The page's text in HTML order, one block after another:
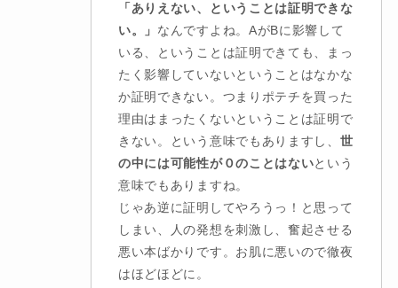
「ありえない、ということは証明できな
い。」 なんですよね。AがBに影響して
いる、ということは証明できても、まっ
たく影響していないということはなかな
か証明できない。つまりポテチを買った
理由はまったくないということは証明で
きない。という意味でもありますし、 世
の中には可能性が０のことはないという
意味でもありますね。
じゃあ逆に証明してやろうっ！と思って
しまい、人の発想を刺激し、奮起させる
悪い本ばかりです。お肌に悪いので徹夜
はほどほどに。